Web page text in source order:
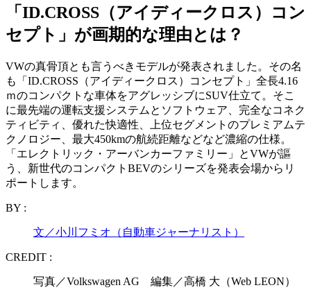
「ID.CROSS（アイディークロス）コン
セプト」が画期的な理由とは？
VWの真骨頂とも言うべきモデルが発表されました。その名
も「ID.CROSS（アイディークロス）コンセプト」全長4.16
ｍのコンパクトな車体をアグレッシブにSUV仕立て。そこ
に最先端の運転支援システムとソフトウェア、完全なコネク
ティビティ、優れた快適性、上位セグメントのプレミアムテ
クノロジー、最大450kmの航続距離などなど濃縮の仕様。
「エレクトリック・アーバンカーファミリー」とVWが謳
う、新世代のコンパクトBEVのシリーズを発表会場からリ
ポートします。
BY :
文／小川フミオ（自動車ジャーナリスト）
CREDIT :
写真／Volkswagen AG 編集／高橋 大（Web LEON）